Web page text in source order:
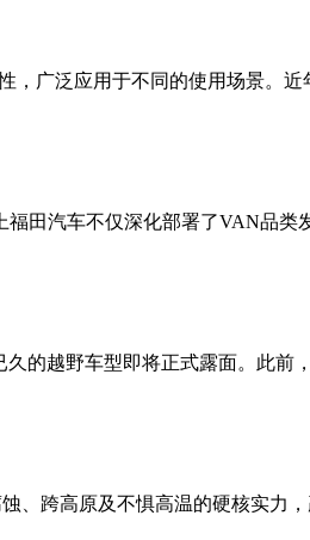
广泛应用于不同的使用场景。
田汽车不仅深化部署了VAN品
的越野车型即将正式露面。此
、跨高原及不惧高温的硬核实力